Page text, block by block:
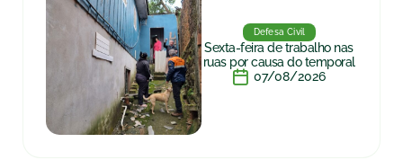
Defesa Civil
Sexta-feira de trabalho nas
ruas por causa do temporal
07/08/2026